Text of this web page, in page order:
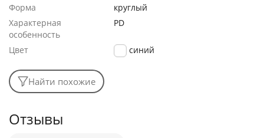
Форма
круглый
Характерная
особенность
PD
Цвет синий
Найти похожие
Отзывы